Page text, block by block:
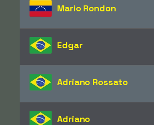
Mario Rondon
Edgar
Adriano Rossato
Adriano